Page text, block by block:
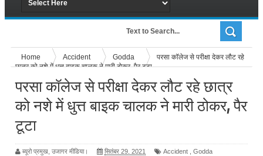
Home Accident Godda
परसा कॉलेज से परीक्षा देकर लौट रहे
छात्र को नशे में धुत्त बाइक चालक ने मारी ठोकर, पैर टूटा
परसा कॉलेज से परीक्षा देकर लौट रहे छात्र
को नशे में धुत्त बाइक चालक ने मारी ठोकर, पैर
टूटा
ब्यूरो प्रमुख, उजागर मीडिया। सितंबर 29, 2021 Accident Godda